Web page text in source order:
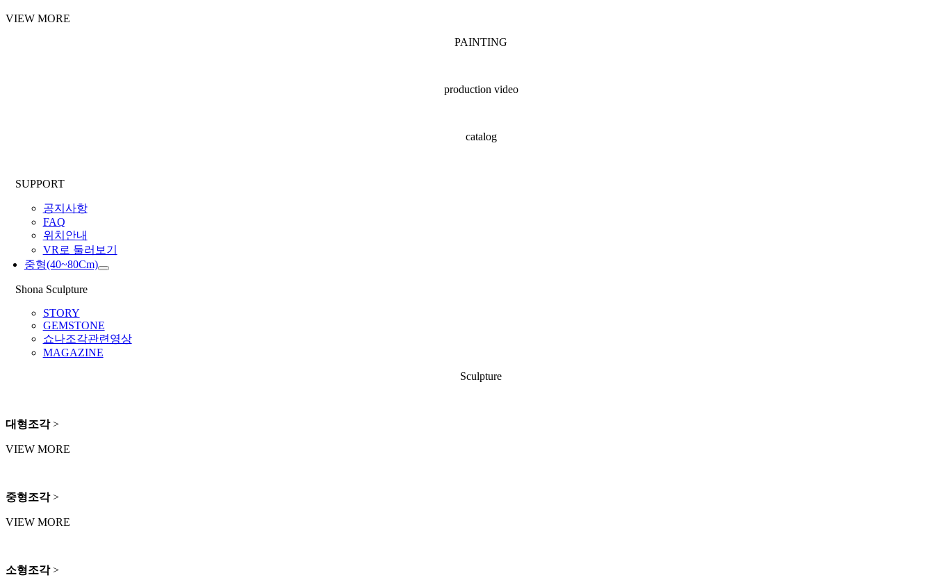
VIEW MORE
PAINTING
production video
catalog
SUPPORT
공지사항
FAQ
위치안내
VR로 둘러보기
중형(40~80Cm)
Shona Sculpture
STORY
GEMSTONE
쇼나조각관련영상
MAGAZINE
Sculpture
대형조각>
VIEW MORE
중형조각>
VIEW MORE
소형조각>